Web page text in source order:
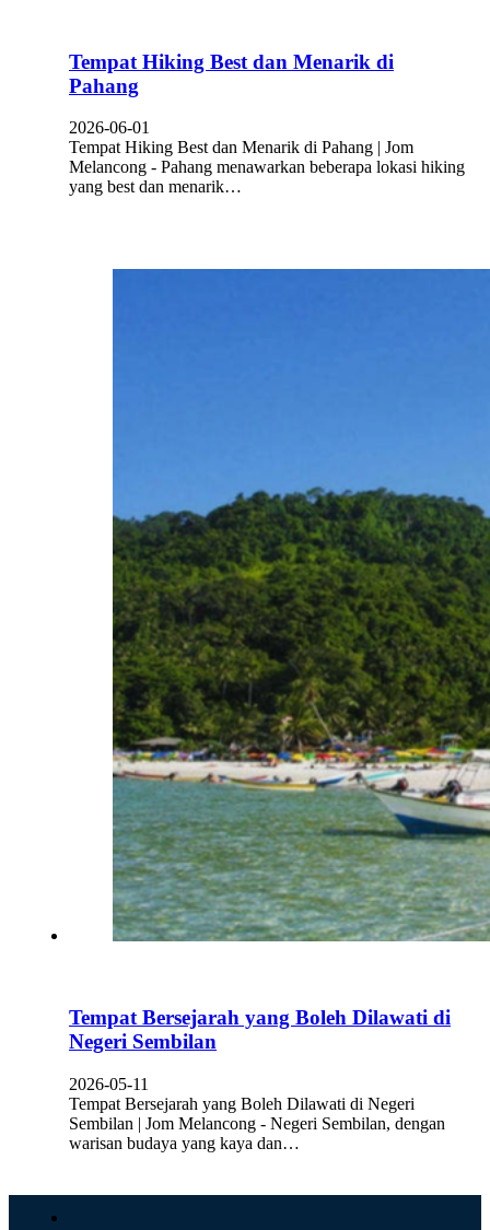
Tempat Hiking Best dan Menarik di
Pahang
2026-06-01
Tempat Hiking Best dan Menarik di Pahang | Jom
Melancong - Pahang menawarkan beberapa lokasi hiking
yang best dan menarik…
Tempat Bersejarah yang Boleh Dilawati di
Negeri Sembilan
2026-05-11
Tempat Bersejarah yang Boleh Dilawati di Negeri
Sembilan | Jom Melancong - Negeri Sembilan, dengan
warisan budaya yang kaya dan…